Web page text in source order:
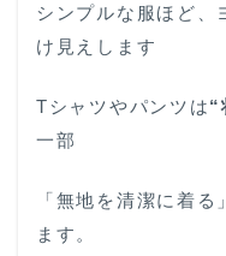
2.4
NOVESTA（ノ
3
まと
メン
ズフ
シンプルな服ほど、
け見えします
Tシャツやパンツは“
一部
「無地を清潔に着
ます。